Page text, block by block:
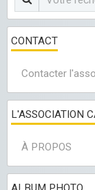
CONTACT
Contacter
L'ASSOCIATION
À PROPOS